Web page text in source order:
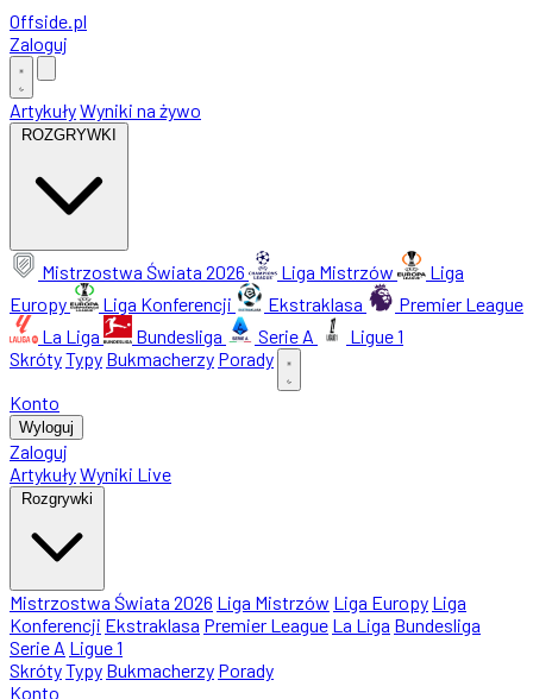
Offside.pl
Zaloguj
ArtykułyWyniki na żywo
ROZGRYWKI
Mistrzostwa Świata 2026 Liga Mistrzów
Liga
Europy
Liga Konferencji Ekstraklasa
Premier League
La Liga
Bundesliga Serie A
Ligue 1
SkrótyTypy Bukmacherzy Porady
Konto
Wyloguj
Zaloguj
ArtykułyWyniki Live
Rozgrywki
Mistrzostwa Świata 2026 Liga Mistrzów Liga Europy Liga
Konferencji Ekstraklasa Premier League La Liga Bundesliga
Serie A Ligue 1
SkrótyTypy Bukmacherzy Porady
Konto